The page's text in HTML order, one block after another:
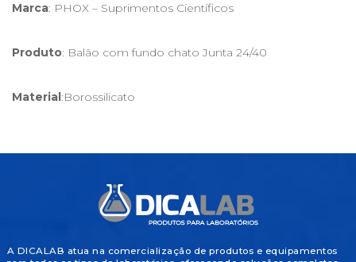
Marca: PHOX – Suprimentos Científicos
Produto: Balão com fundo chato Junta 24/40
Material:Borossilicato
A DICALAB atua na comercialização de produtos e equipamentos